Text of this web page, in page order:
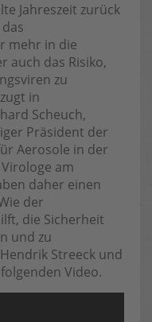
Jahreszeit zurück
mehr in die
auch das Risiko,
zu
in
Scheuch,
Präsident der
Aerosole in der
am
daher einen
der
die Sicherheit
und zu
Streeck und
Video.